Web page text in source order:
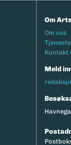
Om
Om oss
Kontakt
Meld